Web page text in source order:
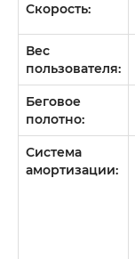
Скорость:
Вес
пользователя:
Беговое
полотно:
Система
амортизации: